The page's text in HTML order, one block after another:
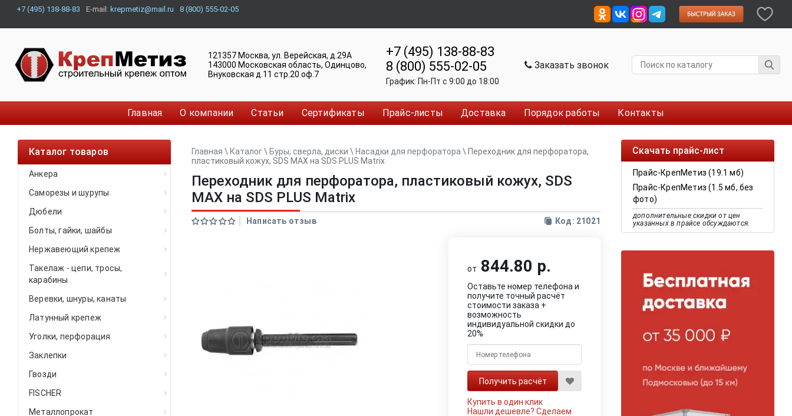
+7 (495) 138-88-83 E-mail: krepmetiz@mail.ru 8 (800) 555-02-05
121357 Москва, ул. Верейская, д.29А
143000 Московская область, Одинцово,
Внуковская д.11 стр.20 оф.7
+7 (495) 138-88-83
8 (800) 555-02-05
График: Пн-Пт c 9:00 до 18:00
Заказать звонок
Главная О компании Статьи Сертификаты Прайс-листы Доставка Порядок работы Контакты
Каталог товаров
Анкера
Саморезы и шурупы
Дюбели
Болты, гайки, шайбы
Нержавеющий крепеж
Такелаж - цепи, тросы,
карабины
Веревки, шнуры, канаты
Латунный крепеж
Уголки, перфорация
Заклепки
Гвозди
FISCHER
Металлопрокат
Скачать прайс-лист
Прайс-КрепМетиз (19.1 мб)
Прайс-КрепМетиз (1.5 мб, без
фото)
дополнительные скидки от цен
указанных в прайсе обсуждаются.
Главная \ Каталог\ Буры, сверла, диски \ Насадки для перфоратора \ Переходник для перфоратора,
пластиковый кожух, SDS MAX на SDS PLUS Matrix
Переходник для перфоратора, пластиковый кожух, SDS
MAX на SDS PLUS Matrix
Написать отзыв Код: 21021
от 844.80 р.
Оставьте номер телефона и
получите точный расчёт
стоимости заказа +
возможность
индивидуальной скидки до
20%
Купить в один клик
Нашли дешевле?Сделаем